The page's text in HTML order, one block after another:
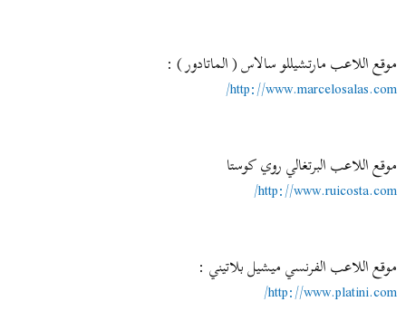
موقع اللاعب مارتشيللو سالاس ( الماتادور ) :
http://www.marcelosalas.com/
موقع اللاعب البرتغالي روي كوستا
http://www.ruicosta.com/
موقع اللاعب الفرنسي ميشيل بلاتيني :
http://www.platini.com/